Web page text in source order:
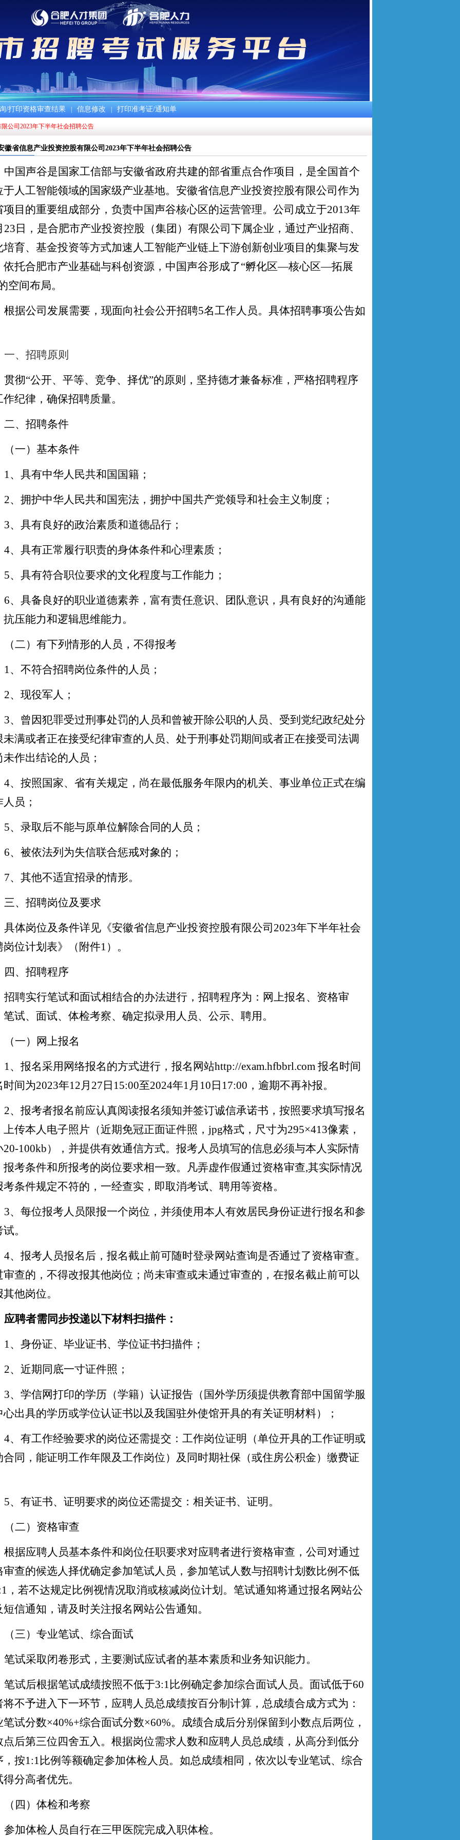
/打印资格审查结果 信息修改 打印准考证/通知单
公司2023年下半年社会招聘公告
徽省信息产业投资控股有限公司2023年下半年社会招聘公告
中国声谷是国家工信部与安徽省政府共建的部省重点合作项目，是全国首个
于人工智能领域的国家级产业基地。安徽省信息产业投资控股有限公司作为
项目的重要组成部分，负责中国声谷核心区的运营管理。公司成立于2013年
23 日，是合肥市产业投资控股（集团）有限公司下属企业，通过产业招商、
培育、基金投资等方式加速人工智能产业链上下游创新创业项目的集聚与发
依托合肥市产业基础与科创资源 ， 中国声谷形成了“孵化区—核心区—拓展
空间布局。
根据公司发展需要，现面向社会公开招聘5名工作人员。具体招聘事项公告如
一、招聘原则
贯彻“公开、平等、竞争、择优”的原则，坚持德才兼备标准，严格招聘程序
作纪律，确保招聘质量。
二、招聘条件
（一） 基本条件
1、具有中华人民共和国国籍；
2、拥护中华人民共和国宪法，拥护中国共产党领导和社会主义制度；
3、具有良好的政治素质和道德品行；
4、具有正常履行职责的身体条件和心理素质；
5、具有符合职位要求的文化程度与工作能力；
6、具备良好的职业道德素养，富有责任意识、团队意识，具有良好的沟通能
抗压能力和逻辑思维能力。
（二）有下列情形的人员，不得报考
1、不符合招聘岗位条件的人员；
2、现役军人；
3、曾因犯罪受过刑事处罚的人员和曾被开除公职的人员、受到党纪政纪处分
未满或者正在接受纪律审查的人员、处于刑事处罚期间或者正在接受司法调
未作出结论的人员；
4、按照国家、省有关规定，尚在最低服务年限内的机关、事业单位正式在编
员；
5、录取后不能与原单位解除合同的人员；
6、被依法列为失信联合惩戒对象的；
7、其他不适宜招录的情形。
三、招聘岗位及要求
具体岗位及条件详见《安徽省信息产业投资控股有限公司 2023年下半年社会
岗位计划表》（附件1）。
四、招聘程序
招聘实行笔试和面试相结合的办法进行，招聘程序为：网上报名、资格审
笔试、面试、体检考察、确定拟录用 人员、公示、聘用。
（一） 网上报名
1、 报名采用网络报名的方式进行，报名网站http://exam.hfbbrl.com 报名时间
时间为2023年12月 27 日 15:00至2024年1月 10 日 17:00 ，逾期不再补报。
2、 报考者报名前应认真阅读报名须知并签订诚信承诺书，按照要求填写报名
上传本人电子照片（近期免冠正面证件照， jpg格式，尺寸为295×413像素，
20-100kb），并提供有效通信方式。报考人员填写的信息必须与本人实际情
报考条件和所报考的岗位要求相一致。凡弄虚作假通过资格审查,其实际情况
考条件规定不符的，一经查实，即取消考试、聘用等资格。
3、 每位报考人员限报一个岗位，并须使用本人有效居民身份证进行报名和参
。
4、 报考人员报名后， 报名截止前可随时登录网站查询是否通过了资格审查。
审查的，不得改报其他岗位；尚未审查或未通过审查的，在报名截止前可以
他岗位。
应聘者需同步投递以下材料扫描件：
1、 身份证、毕业证书、学位证书扫描件；
2、 近期同底一寸证件照；
3、 学信网打印的学历（学籍）认证报告（国外学历须提供教育部中国留学服
心出具的学历或学位认证书以及我国驻外使馆开具的有关证明材料）；
4、 有工作经验要求的岗位还需提交：工作岗位证明（单位开具的工作证明或
合同，能证明工作年限及工作岗位）及同时期社保（或住房公积金）缴费证
5、 有证书、证明要求的岗位还需提交：相关证书、证明。
（二） 资格审查
根据应聘人员基本条件和岗位任职要求对应聘者进行资格审查， 公司对通过
审查的候选人择优确定参加笔试人员 ， 参加笔试人数与招聘计划数比例不低
，若不达规定比例视情况取消或核减岗位计划。 笔试通知将通过报名网站公
短信通知 ， 请及时关注报名网站公告通知。
（三） 专业笔试、综合面试
笔试采取闭卷形式，主要测试应试者的基本素质和业务知识能力。
笔试后根据笔试成绩按照不低于3:1比例确定参加综合面试人员。 面试低于60
将不予进入下一环节 ， 应聘人员总成绩按百分制计算，总成绩合成方式为：
笔试分数×40%+综合面试分数×60%。成绩合成后分别保留到小数点后两位，
点后第三位四舍五入。根据岗位需求人数和应聘人员总成绩，从高分到低分
，按1:1比例等额确定参加体检人员。如总成绩相同，依次以专业笔试、综合
分高者优先。
（四） 体检和考察
参加体检人员自行在三甲医院完成入职体检。